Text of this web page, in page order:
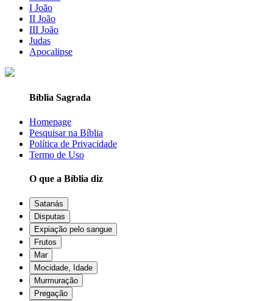
I João
II João
III João
Judas
Apocalipse
Bíblia Sagrada
Homepage
Pesquisar na Bíblia
Política de Privacidade
Termo de Uso
O que a Bíblia diz
Satanás
Disputas
Expiação pelo sangue
Frutos
Mar
Mocidade, Idade
Murmuração
Pregação